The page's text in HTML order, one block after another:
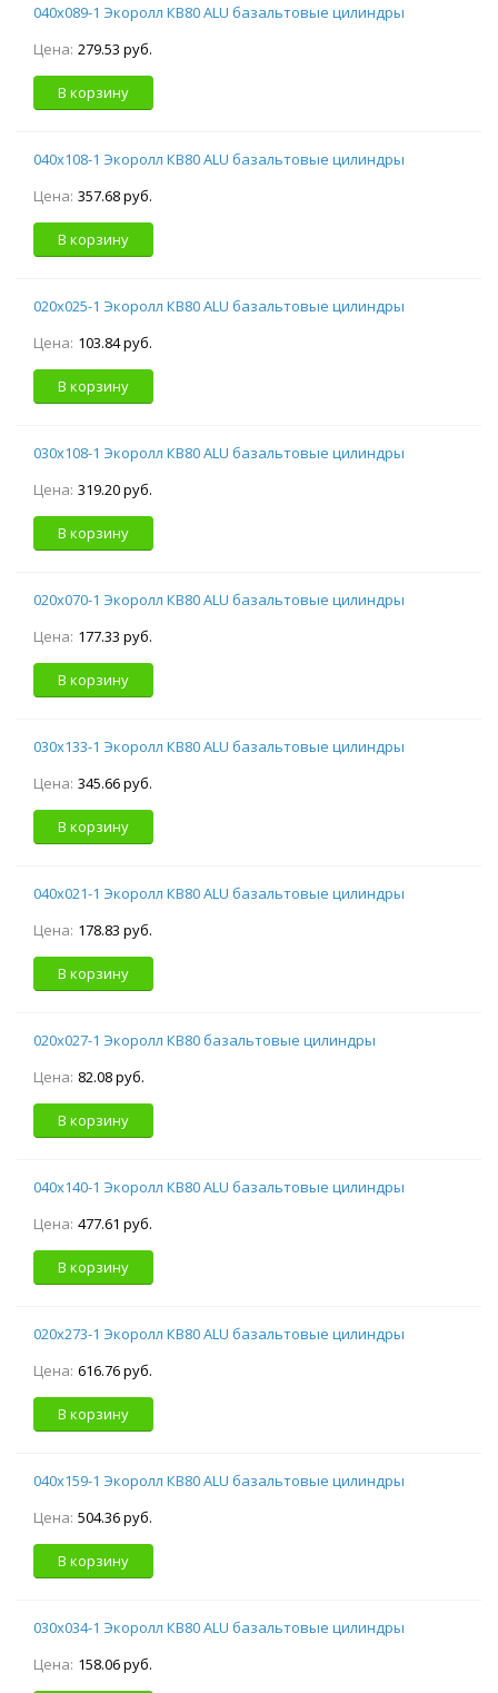
040х089-1 Экоролл КВ80 ALU базальтовые цилиндры
Цена: 279.53 руб.
В корзину
040х108-1 Экоролл КВ80 ALU базальтовые цилиндры
Цена: 357.68 руб.
В корзину
020х025-1 Экоролл КВ80 ALU базальтовые цилиндры
Цена: 103.84 руб.
В корзину
030х108-1 Экоролл КВ80 ALU базальтовые цилиндры
Цена: 319.20 руб.
В корзину
020х070-1 Экоролл КВ80 ALU базальтовые цилиндры
Цена: 177.33 руб.
В корзину
030х133-1 Экоролл КВ80 ALU базальтовые цилиндры
Цена: 345.66 руб.
В корзину
040х021-1 Экоролл КВ80 ALU базальтовые цилиндры
Цена: 178.83 руб.
В корзину
020х027-1 Экоролл КВ80 базальтовые цилиндры
Цена: 82.08 руб.
В корзину
040х140-1 Экоролл КВ80 ALU базальтовые цилиндры
Цена: 477.61 руб.
В корзину
020х273-1 Экоролл КВ80 ALU базальтовые цилиндры
Цена: 616.76 руб.
В корзину
040х159-1 Экоролл КВ80 ALU базальтовые цилиндры
Цена: 504.36 руб.
В корзину
030х034-1 Экоролл КВ80 ALU базальтовые цилиндры
Цена: 158.06 руб.